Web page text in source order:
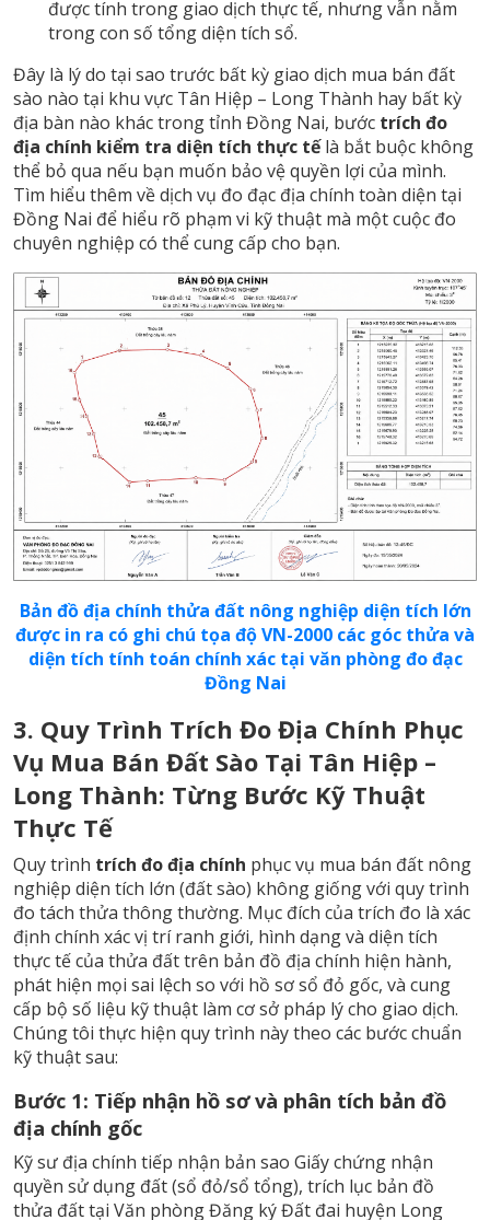
được tính trong giao dịch thực tế, nhưng vẫn nằm
trong con số tổng diện tích sổ.
Đây là lý do tại sao trước bất kỳ giao dịch mua bán đất
sào nào tại khu vực Tân Hiệp – Long Thành hay bất kỳ
địa bàn nào khác trong tỉnh Đồng Nai, bước trích đo
địa chính kiểm tra diện tích thực tếlà bắt buộc không
thể bỏ qua nếu bạn muốn bảo vệ quyền lợi của mình.
Tìm hiểu thêm về dịch vụ đo đạc địa chính toàn diện tại
Đồng Nai để hiểu rõ phạm vi kỹ thuật mà một cuộc đo
chuyên nghiệp có thể cung cấp cho bạn.
Bản đồ địa chính thửa đất nông nghiệp diện tích lớn
được in ra có ghi chú tọa độ VN-2000 các góc thửa và
diện tích tính toán chính xác tại văn phòng đo đạc
Đồng Nai
3. Quy Trình Trích Đo Địa Chính Phục
Vụ Mua Bán Đất Sào Tại Tân Hiệp –
Long Thành: Từng Bước Kỹ Thuật
Thực Tế
Quy trình trích đo địa chính phục vụ mua bán đất nông
nghiệp diện tích lớn (đất sào) không giống với quy trình
đo tách thửa thông thường. Mục đích của trích đo là xác
định chính xác vị trí ranh giới, hình dạng và diện tích
thực tế của thửa đất trên bản đồ địa chính hiện hành,
phát hiện mọi sai lệch so với hồ sơ sổ đỏ gốc, và cung
cấp bộ số liệu kỹ thuật làm cơ sở pháp lý cho giao dịch.
Chúng tôi thực hiện quy trình này theo các bước chuẩn
kỹ thuật sau:
Bước 1: Tiếp nhận hồ sơ và phân tích bản đồ
địa chính gốc
Kỹ sư địa chính tiếp nhận bản sao Giấy chứng nhận
quyền sử dụng đất (sổ đỏ/sổ tổng), trích lục bản đồ
thửa đất tại Văn phòng Đăng ký Đất đai huyện Long